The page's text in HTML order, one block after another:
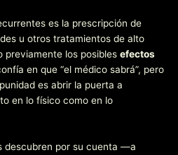
es la prescripción de
u otros tratamientos de alto
previamente los posibles efectos
en que “el médico sabrá”, pero
es abrir la puerta a
en lo físico como en lo
descubren por su cuenta —a